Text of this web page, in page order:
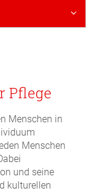
Pflege
Menschen in
Menschen
und seine
kulturellen